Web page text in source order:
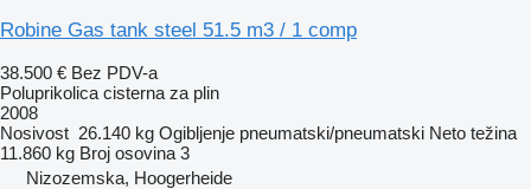
Robine Gas tank steel 51.5 m3 / 1 comp
38.500 € Bez PDV-a
Poluprikolica cisterna za plin
2008
Nosivost 26.140 kg Ogibljenje pneumatski/pneumatski Neto težina
11.860 kg Broj osovina 3
Nizozemska, Hoogerheide